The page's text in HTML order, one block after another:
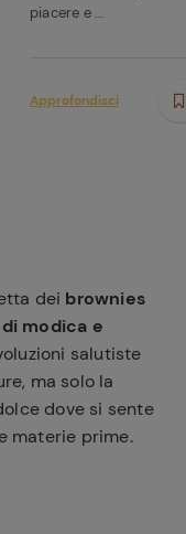
dei brownies
modica e
salutiste
ma solo la
dove si sente
materie prime.
piacere e ...
Approfondisci